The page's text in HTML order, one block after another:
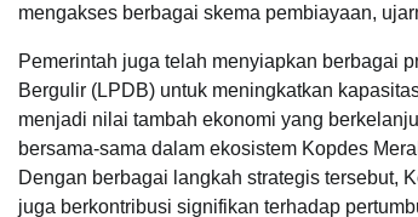
mengakses berbagai skema pembiayaan,
Pemerintah juga telah menyiapkan berbagai
Bergulir (LPDB) untuk meningkatkan
menjadi nilai tambah ekonomi yang
bersama-sama dalam ekosistem Kopdes
Dengan berbagai langkah strategis tersebut,
juga berkontribusi signifikan terhadap